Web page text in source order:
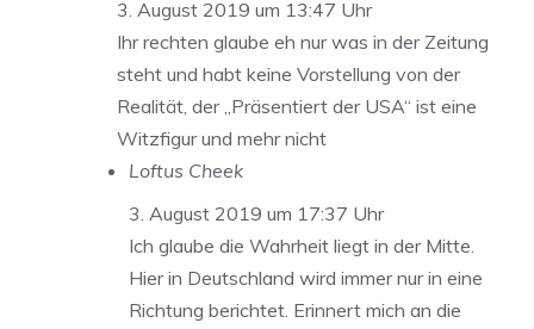
3. August 2019 um 13:47 Uhr
Ihr rechten glaube eh nur was in der Zeitung
steht und habt keine Vorstellung von der
Realität, der „Präsentiert der USA“ ist eine
Witzfigur und mehr nicht
Loftus Cheek
3. August 2019 um 17:37 Uhr
Ich glaube die Wahrheit liegt in der Mitte.
Hier in Deutschland wird immer nur in eine
Richtung berichtet. Erinnert mich an die